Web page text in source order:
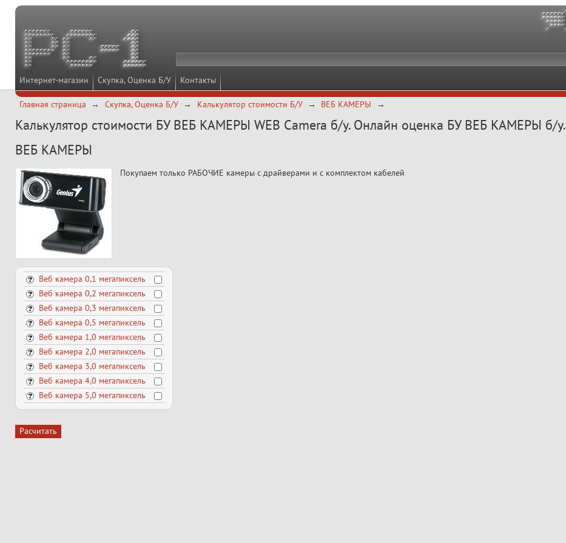
Интернет-магазин Скупка, Оценка Б/У Контакты
Главная страница Скупка, Оценка Б/У Калькулятор стоимости Б/У ВЕБ КАМЕРЫ
Калькулятор стоимости БУ ВЕБ КАМЕРЫ WEB Camera б/у. Онлайн оценка БУ ВЕБ КАМЕРЫ б/у.
ВЕБ КАМЕРЫ
Покупаем только РАБОЧИЕ камеры с драйверами и с комплектом кабелей
Веб камера 0,1 мегапиксель
Веб камера 0,2 мегапиксель
Веб камера 0,3 мегапиксель
Веб камера 0,5 мегапиксель
Веб камера 1,0 мегапиксель
Веб камера 2,0 мегапиксель
Веб камера 3,0 мегапиксель
Веб камера 4,0 мегапиксель
Веб камера 5,0 мегапиксель